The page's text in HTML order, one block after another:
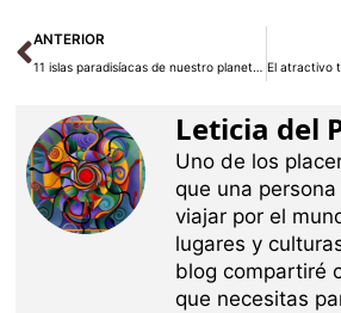
Ant
ANTERIOR
11 islas paradisíacas de nuestro planeta que debes conocer
Leticia del
Uno de los
que una
viajar por el
lugares y
blog compartiré
que necesitas